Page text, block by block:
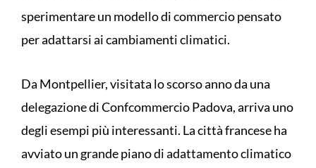
sperimentare un modello di commercio pensato
per adattarsi ai cambiamenti climatici.
Da Montpellier, visitata lo scorso anno da una
delegazione di Confcommercio Padova, arriva uno
degli esempi più interessanti. La città francese ha
avviato un grande piano di adattamento climatico